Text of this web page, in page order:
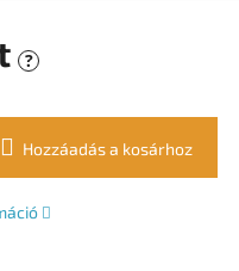
?
Hozzáadás a kosárhoz